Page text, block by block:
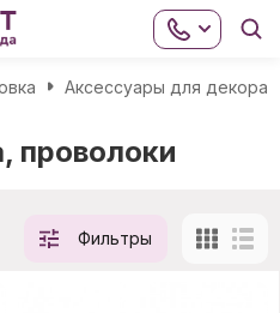
Аксессуары для декора
проволоки
Фильтры